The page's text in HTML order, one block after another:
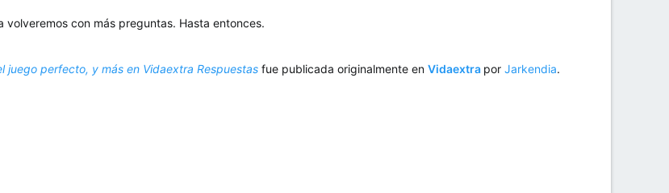
volveremos con más preguntas. Hasta entonces.
juego perfecto, y más en Vidaextra Respuestas fue publicada originalmente en Vidaextra por Jarkendia.